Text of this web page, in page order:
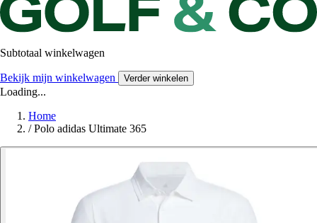
Subtotaal winkelwagen
Bekijk mijn winkelwagen Verder winkelen
Loading...
Home
/ Polo adidas Ultimate 365